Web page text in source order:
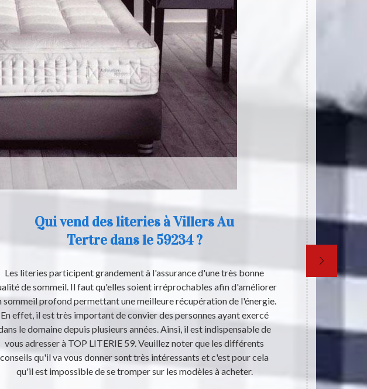
Qui vend des literies à Villers Au
Tertre dans le 59234 ?
Les literies participent grandement à l'assurance d'une très bonne
de sommeil. Il faut qu'elles soient irréprochables afin d'améliorer
sommeil profond permettant une meilleure récupération de l'énergie.
En effet, il est très important de convier des personnes ayant exercé
le domaine depuis plusieurs années. Ainsi, il est indispensable de
vous adresser à TOP LITERIE 59. Veuillez noter que les différents
conseils qu'il va vous donner sont très intéressants et c'est pour cela
qu'il est impossible de se tromper sur les modèles à acheter.
Le lit est un
nous sert